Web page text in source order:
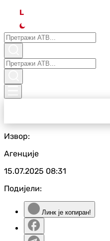
L
Извор:
Агенције
15.07.2025 08:31
Подијели:
Линк је копиран!